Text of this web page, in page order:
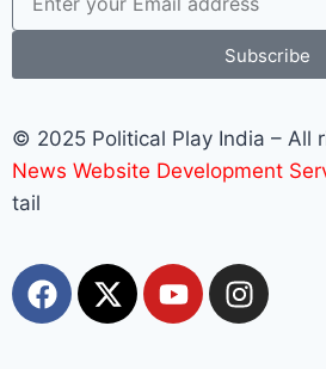
Subscribe
© 2025 Political Play India – All
News Website Development
tail